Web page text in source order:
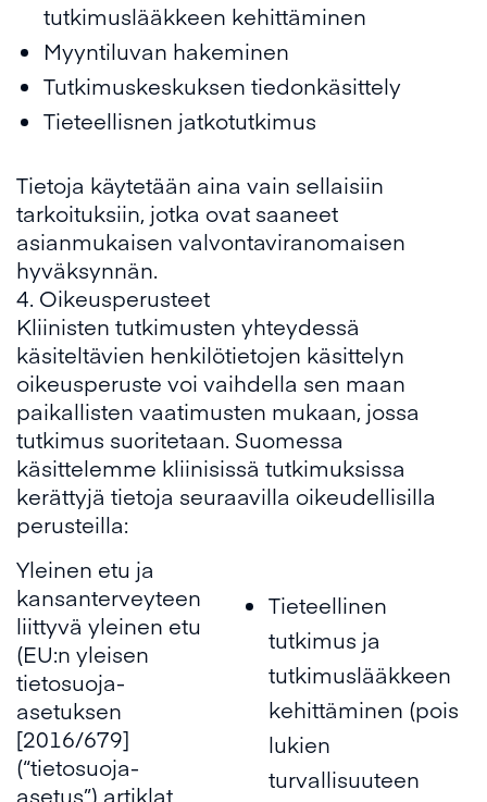
tutkimuslääkkeen kehittäminen
Myyntiluvan hakeminen
Tutkimuskeskuksen tiedonkäsittely
Tieteellisnen jatkotutkimus
Tietoja käytetään aina vain sellaisiin
tarkoituksiin, jotka ovat saaneet
asianmukaisen valvontaviranomaisen
hyväksynnän.
4. Oikeusperusteet
Kliinisten tutkimusten yhteydessä
käsiteltävien henkilötietojen käsittelyn
oikeusperuste voi vaihdella sen maan
paikallisten vaatimusten mukaan, jossa
tutkimus suoritetaan. Suomessa
käsittelemme kliinisissä tutkimuksissa
kerättyjä tietoja seuraavilla oikeudellisilla
perusteilla:
Yleinen etu ja
kansanterveyteen
liittyvä yleinen etu
(EU:n yleisen
tietosuoja-
asetuksen
[2016/679]
(“tietosuoja-
asetus”) artiklat
Tieteellinen
tutkimus ja
tutkimuslääkkeen
kehittäminen (pois
lukien
turvallisuuteen